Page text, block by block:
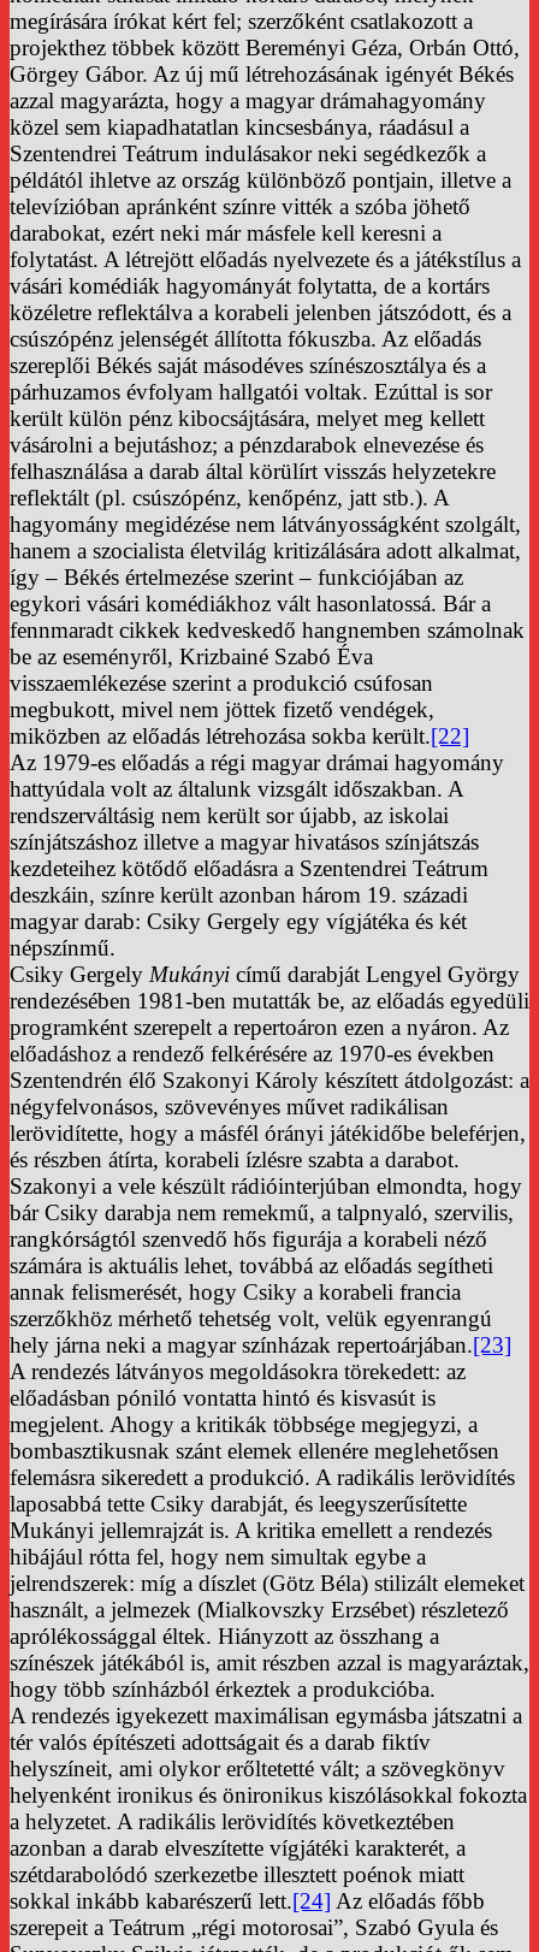
megírására írókat kért fel; szerzőként csatlakozott a
projekthez többek között Bereményi Géza, Orbán Ottó,
Görgey Gábor. Az új mű létrehozásának igényét Békés
azzal magyarázta, hogy a magyar drámahagyomány
közel sem kiapadhatatlan kincsesbánya, ráadásul a
Szentendrei Teátrum indulásakor neki segédkezők a
példától ihletve az ország különböző pontjain, illetve a
televízióban apránként színre vitték a szóba jöhető
darabokat, ezért neki már másfele kell keresni a
folytatást. A létrejött előadás nyelvezete és a játékstílus a
vásári komédiák hagyományát folytatta, de a kortárs
közéletre reflektálva a korabeli jelenben játszódott, és a
csúszópénz jelenségét állította fókuszba. Az előadás
szereplői Békés saját másodéves színészosztálya és a
párhuzamos évfolyam hallgatói voltak. Ezúttal is sor
került külön pénz kibocsájtására, melyet meg kellett
vásárolni a bejutáshoz; a pénzdarabok elnevezése és
felhasználása a darab által körülírt visszás helyzetekre
reflektált (pl. csúszópénz, kenőpénz, jatt stb.). A
hagyomány megidézése nem látványosságként szolgált,
hanem a szocialista életvilág kritizálására adott alkalmat,
így – Békés értelmezése szerint – funkciójában az
egykori vásári komédiákhoz vált hasonlatossá. Bár a
fennmaradt cikkek kedveskedő hangnemben számolnak
be az eseményről, Krizbainé Szabó Éva
visszaemlékezése szerint a produkció csúfosan
megbukott, mivel nem jöttek fizető vendégek,
miközben az előadás létrehozása sokba került.[22]
Az 1979-es előadás a régi magyar drámai hagyomány
hattyúdala volt az általunk vizsgált időszakban. A
rendszerváltásig nem került sor újabb, az iskolai
színjátszáshoz illetve a magyar hivatásos színjátszás
kezdeteihez kötődő előadásra a Szentendrei Teátrum
deszkáin, színre került azonban három 19. századi
magyar darab: Csiky Gergely egy vígjátéka és két
népszínmű.
Csiky Gergely Mukányi című darabját Lengyel György
rendezésében 1981-ben mutatták be, az előadás egyedüli
programként szerepelt a repertoáron ezen a nyáron. Az
előadáshoz a rendező felkérésére az 1970-es években
Szentendrén élő Szakonyi Károly készített átdolgozást: a
négyfelvonásos, szövevényes művet radikálisan
lerövidítette, hogy a másfél órányi játékidőbe beleférjen,
és részben átírta, korabeli ízlésre szabta a darabot.
Szakonyi a vele készült rádióinterjúban elmondta, hogy
bár Csiky darabja nem remekmű, a talpnyaló, szervilis,
rangkórságtól szenvedő hős figurája a korabeli néző
számára is aktuális lehet, továbbá az előadás segítheti
annak felismerését, hogy Csiky a korabeli francia
szerzőkhöz mérhető tehetség volt, velük egyenrangú
hely járna neki a magyar színházak repertoárjában.[23]
A rendezés látványos megoldásokra törekedett: az
előadásban póniló vontatta hintó és kisvasút is
megjelent. Ahogy a kritikák többsége megjegyzi, a
bombasztikusnak szánt elemek ellenére meglehetősen
felemásra sikeredett a produkció. A radikális lerövidítés
laposabbá tette Csiky darabját, és leegyszerűsítette
Mukányi jellemrajzát is. A kritika emellett a rendezés
hibájául rótta fel, hogy nem simultak egybe a
jelrendszerek: míg a díszlet (Götz Béla) stilizált elemeket
használt, a jelmezek (Mialkovszky Erzsébet) részletező
aprólékossággal éltek. Hiányzott az összhang a
színészek játékából is, amit részben azzal is magyaráztak,
hogy több színházból érkeztek a produkcióba.
A rendezés igyekezett maximálisan egymásba játszatni a
tér valós építészeti adottságait és a darab fiktív
helyszíneit, ami olykor erőltetetté vált; a szövegkönyv
helyenként ironikus és önironikus kiszólásokkal fokozta
a helyzetet. A radikális lerövidítés következtében
azonban a darab elveszítette vígjátéki karakterét, a
szétdarabolódó szerkezetbe illesztett poénok miatt
sokkal inkább kabarészerű lett.[24] Az előadás főbb
szerepeit a Teátrum „régi motorosai”, Szabó Gyula és